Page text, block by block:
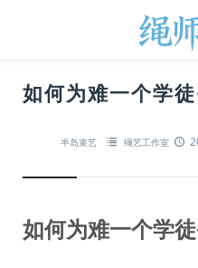
如何为难一个学
半岛束艺 绳艺工作室
如何为难一个学